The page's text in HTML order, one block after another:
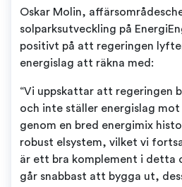
Oskar Molin,
solparksutveckling på
positivt på att regeringen
energislag att räkna med:
“Vi uppskattar att regeringen
och inte ställer energislag mot
genom en bred energimix
robust elsystem, vilket vi
är ett bra komplement i detta
går snabbast att bygga ut,